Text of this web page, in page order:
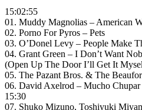
15:02:55
01. Muddy Magnolias – American
02. Porno For Pyros – Pets
03. O’Donel Levy – People Make
04. Grant Green – I Don’t Want
(Open Up The Door I’ll Get It
05. The Pazant Bros. & The
06. David Axelrod – Mucho Chupar
15:30
07. Shuko Mizuno, Toshiyuki